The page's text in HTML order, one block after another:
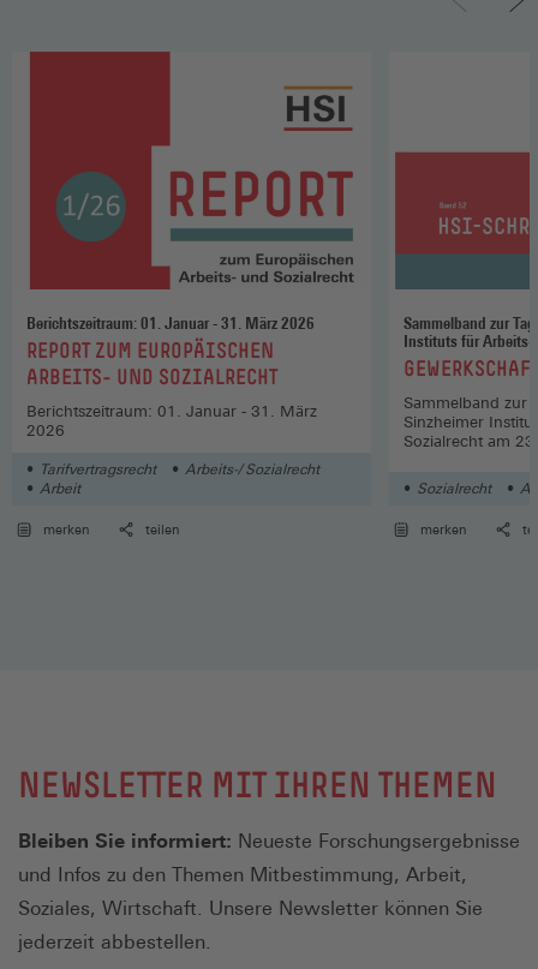
Berichtszeitraum: 01. Januar - 31. März 2026
:REPORT ZUM EUROPÄISCHEN
ARBEITS- UND SOZIALRECHT
Berichtszeitraum: 01. Januar - 31. März
2026
Tarifvertragsrecht
Arbeits-/ Sozialrecht
Arbeit
merken teilen
Sammelband zur
Instituts für Arbeits-
Juni 2022
:
Sammelband zur
Sinzheimer
Sozialrecht am
Sozialrecht
merken
NEWSLETTER MIT IHREN THEMEN
Bleiben Sie informiert: Neueste Forschungsergebnisse
und Infos zu den Themen Mitbestimmung, Arbeit,
Soziales, Wirtschaft. Unsere Newsletter können Sie
jederzeit abbestellen.